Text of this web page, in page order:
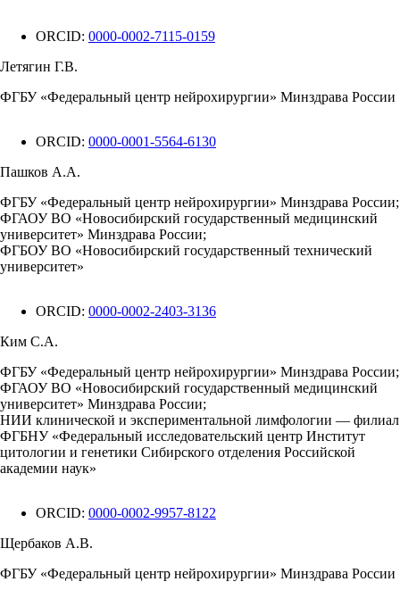
ORCID: 0000-0002-7115-0159
Летягин Г.В.
ФГБУ «Федеральный центр нейрохирургии» Минздрава России
ORCID: 0000-0001-5564-6130
Пашков А.А.
ФГБУ «Федеральный центр нейрохирургии» Минздрава России;
ФГАОУ ВО «Новосибирский государственный медицинский
университет» Минздрава России;
ФГБОУ ВО «Новосибирский государственный технический
университет»
ORCID: 0000-0002-2403-3136
Ким С.А.
ФГБУ «Федеральный центр нейрохирургии» Минздрава России;
ФГАОУ ВО «Новосибирский государственный медицинский
университет» Минздрава России;
НИИ клинической и экспериментальной лимфологии — филиал
ФГБНУ «Федеральный исследовательский центр Институт
цитологии и генетики Сибирского отделения Российской
академии наук»
ORCID: 0000-0002-9957-8122
Щербаков А.В.
ФГБУ «Федеральный центр нейрохирургии» Минздрава России